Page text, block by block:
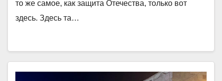
то же самое, как защита Отечества, только вот
здесь. Здесь та…